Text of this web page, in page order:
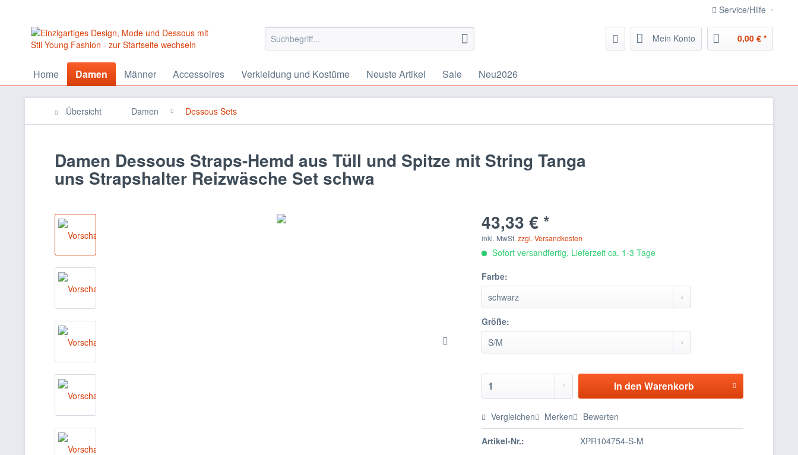
Service/Hilfe
Mein Konto 0,00 € *
Home Damen Männer Accessoires Verkleidung und Kostüme Neuste Artikel Sale Neu2026
Übersicht Damen Dessous Sets
Damen Dessous Straps-Hemd aus Tüll und Spitze mit String Tanga
uns Strapshalter Reizwäsche Set schwa
43,33 € *
inkl. MwSt.zzgl. Versandkosten
Sofort versandfertig, Lieferzeit ca. 1-3 Tage
Farbe:
Größe:
In den Warenkorb
Vergleichen Merken Bewerten
Artikel-Nr.: XPR104754-S-M